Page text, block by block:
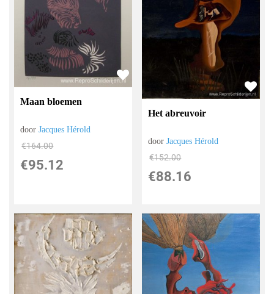
Maan bloemen
doorJacques Hérold
€164.00
€95.12
Het abreuvoir
doorJacques Hérold
€152.00
€88.16